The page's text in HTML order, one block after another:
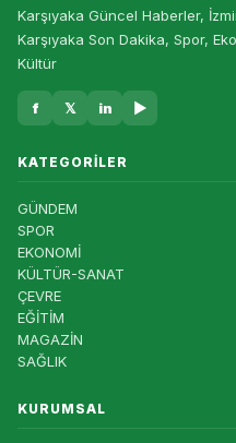
Karşıyaka Güncel Haberler,
Karşıyaka Son Dakika, Spor,
Kültür
f 𝕏 in ▶
KATEGORILER
GÜNDEM
SPOR
EKONOMİ
KÜLTÜR-SANAT
ÇEVRE
EĞİTİM
MAGAZİN
SAĞLIK
KURUMSAL